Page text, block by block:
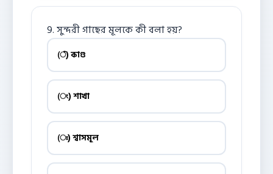
9. সুন্দরী গাছের মূলকে কী বলা হয়?
(ঁ) কাণ্ড
(ং) শাখা
(ঃ) শ্বাসমূল